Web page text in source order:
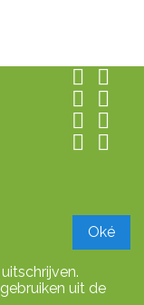
 
 
 
 
uit de